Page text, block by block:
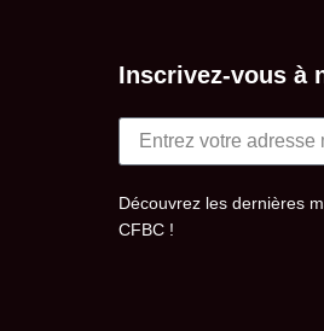
Inscrivez-vous à
Découvrez les dernières
CFBC !